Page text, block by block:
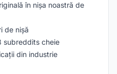
în nișa noastră de
de nișă
subreddits cheie
din industrie